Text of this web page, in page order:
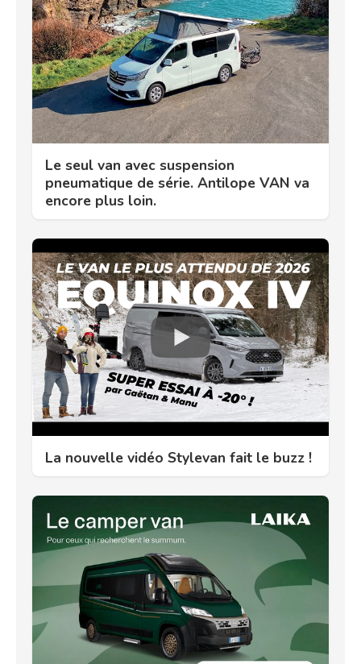
Le seul van avec suspension
pneumatique de série. Antilope VAN va
encore plus loin.
La nouvelle vidéo Stylevan fait le buzz !